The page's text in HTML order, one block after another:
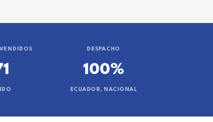
DESPACHO
100%
ECUADOR, NACIONAL